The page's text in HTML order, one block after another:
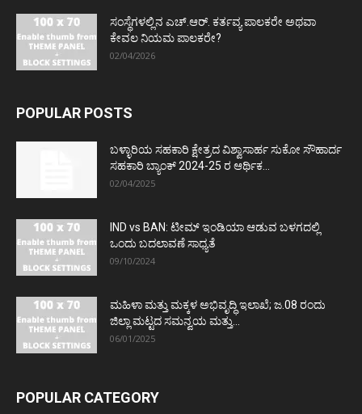
ಸಂಸ್ಥೆಗಳಲ್ಲಿನ ಎಚ್.ಆರ್. ಕರ್ತವ್ಯ ಪಾಲಕರೇ ಅಥವಾ
ಕೇವಲ ನಿಯಮ ಪಾಲಕರೇ?
02/04/2026
POPULAR POSTS
ಬಳ್ಳಾರಿಯ ಸಹಕಾರಿ ಕ್ಷೇತ್ರದ ವಿಶ್ವಾಸಾರ್ಹ ಸುಕೋ ಸೌಹಾರ್ದ
ಸಹಕಾರಿ ಬ್ಯಾಂಕ್ 2024-25 ರ ಆರ್ಥಿಕ...
02/04/2025
IND vs BAN: ಟೀಮ್ ಇಂಡಿಯಾ ಆಡುವ ಬಳಗದಲ್ಲಿ
ಒಂದು ಬದಲಾವಣೆ ಸಾಧ್ಯತೆ
09/10/2024
ಮಹಿಳಾ ಮತ್ತು ಮಕ್ಕಳ ಅಭಿವೃದ್ಧಿ ಇಲಾಖೆ; ಜ.08 ರಂದು
ಜಿಲ್ಲಾ ಮಟ್ಟದ ಸಮನ್ವಯ ಮತ್ತು...
06/01/2025
POPULAR CATEGORY